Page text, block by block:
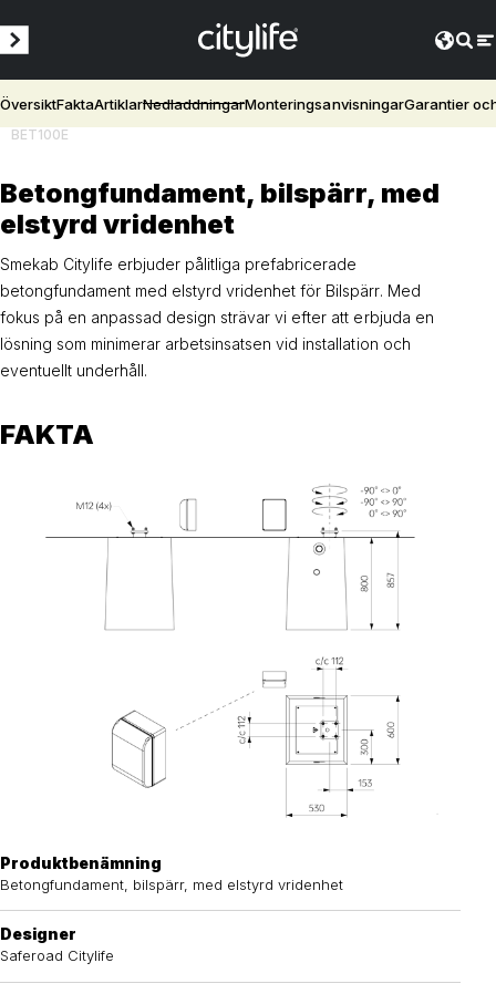
ÖversiktFaktaArtiklarNedladdningarMonteringsanvisningarGarantier
BET100E
Betongfundament, bilspärr, med
elstyrd vridenhet
Smekab Citylife erbjuder pålitliga prefabricerade
betongfundament med elstyrd vridenhet för Bilspärr. Med
fokus på en anpassad design strävar vi efter att erbjuda en
lösning som minimerar arbetsinsatsen vid installation och
eventuellt underhåll.
FAKTA
Produktbenämning
Betongfundament, bilspärr, med elstyrd vridenhet
Designer
Saferoad Citylife